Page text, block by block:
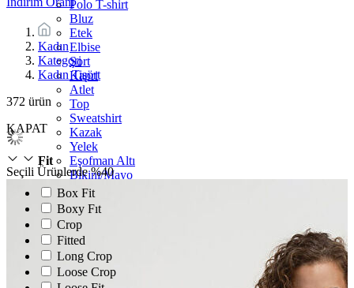
Polo T-shirt
Bluz
Etek
Elbise
Şort
Kapri
Atlet
Top
Sweatshirt
Kazak
Yelek
Eşofman Altı
Bikini/Mayo
Tulum
Dış Giyim
Yağmurluk
Trenchcoat
Mont
Ceket
Kadın
Kategori
Kadın Tişört
372 ürün
KAPAT
Fit
Box Fit
Boxy Fıt
Crop
Fitted
Long Crop
Loose Crop
Seçili Ürünlerde %40